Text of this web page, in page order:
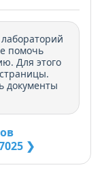
помочь
Для этого
документы
❯